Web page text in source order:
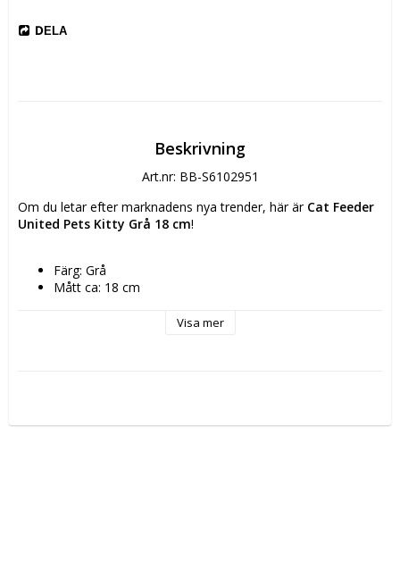
DELA
Beskrivning
Art.nr: BB-S6102951
Om du letar efter marknadens nya trender, här är Cat Feeder
United Pets Kitty Grå 18 cm!
Färg: Grå
Mått ca: 18 cm
Visa mer